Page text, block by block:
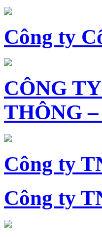
Công ty
CÔNG
THÔNG
Công ty
Công ty